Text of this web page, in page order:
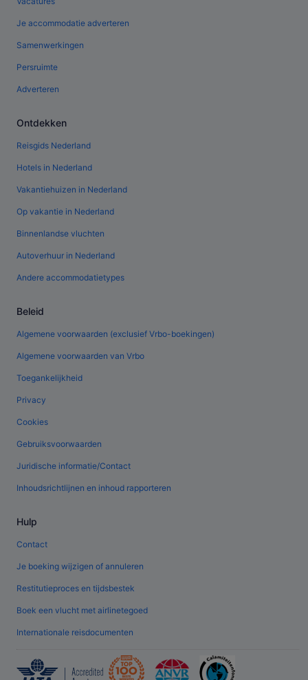
Je accommodatie adverteren
Samenwerkingen
Persruimte
Adverteren
Ontdekken
Reisgids Nederland
Hotels in Nederland
Vakantiehuizen in Nederland
Op vakantie in Nederland
Binnenlandse vluchten
Autoverhuur in Nederland
Andere accommodatietypes
Beleid
Algemene voorwaarden (exclusief Vrbo-boekingen)
Algemene voorwaarden van Vrbo
Toegankelijkheid
Privacy
Cookies
Gebruiksvoorwaarden
Juridische informatie/Contact
Inhoudsrichtlijnen en inhoud rapporteren
Hulp
Contact
Je boeking wijzigen of annuleren
Restitutieproces en tijdsbestek
Boek een vlucht met airlinetegoed
Internationale reisdocumenten